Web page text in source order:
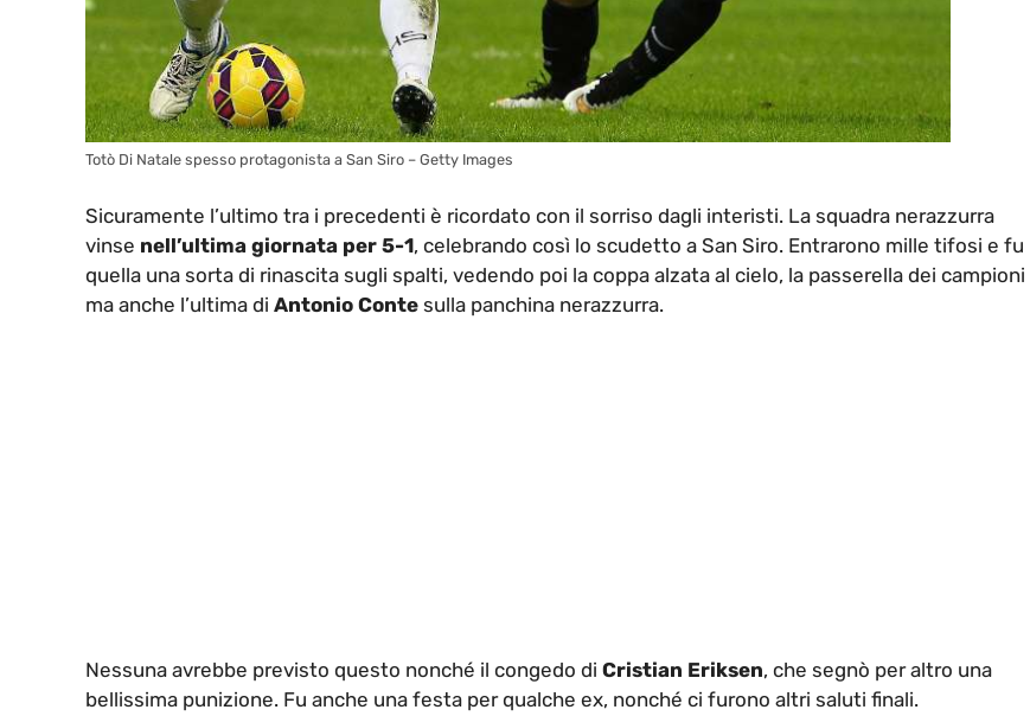
Totò Di Natale spesso protagonista a San Siro – Getty Images
Sicuramente l’ultimo tra i precedenti è ricordato con il sorriso dagli interisti. La squadra nerazzurra
vinse nell’ultima giornata per 5-1, celebrando così lo scudetto a San Siro. Entrarono mille tifosi e fu
quella una sorta di rinascita sugli spalti, vedendo poi la coppa alzata al cielo, la passerella dei campioni
ma anche l’ultima di Antonio Conte sulla panchina nerazzurra.
Nessuna avrebbe previsto questo nonché il congedo di Cristian Eriksen, che segnò per altro una
bellissima punizione. Fu anche una festa per qualche ex, nonché ci furono altri saluti finali.